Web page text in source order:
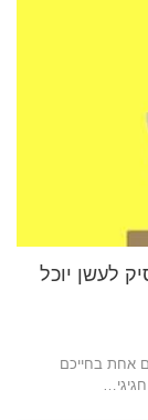
לעשן יוכל
אחת בחייכם